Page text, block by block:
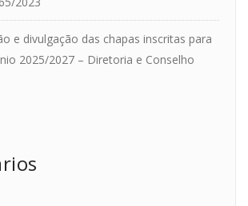
e divulgação das chapas inscritas para
2025/2027 – Diretoria e Conselho